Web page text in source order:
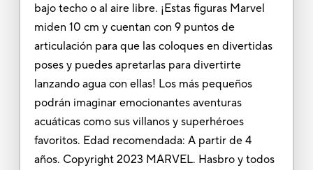
bajo techo o al aire libre. ¡Estas figuras Marvel
miden 10 cm y cuentan con 9 puntos de
articulación para que las coloques en divertidas
poses y puedes apretarlas para divertirte
lanzando agua con ellas! Los más pequeños
podrán imaginar emocionantes aventuras
acuáticas como sus villanos y superhéroes
favoritos. Edad recomendada: A partir de 4
años. Copyright 2023 MARVEL. Hasbro y todos